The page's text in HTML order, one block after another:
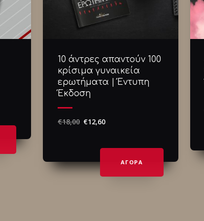
10 άντρες απαντούν 100
κρίσιμα γυναικεία
ερωτήματα | Έντυπη
Έκδοση
€18,00 €12,60
ΑΓΟΡΑ